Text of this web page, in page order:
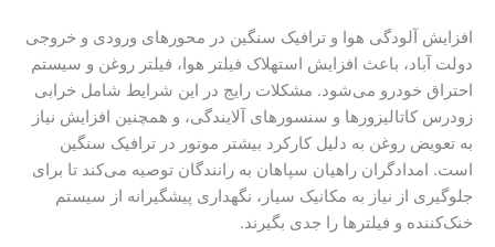
افزایش آلودگی هوا و ترافیک سنگین در محورهای ورودی و خروجی
دولت آباد، باعث افزایش استهلاک فیلتر هوا، فیلتر روغن و سیستم
احتراق خودرو می‌شود. مشکلات رایج در این شرایط شامل خرابی
زودرس کاتالیزورها و سنسورهای آلایندگی، و همچنین افزایش نیاز
به تعویض روغن به دلیل کارکرد بیشتر موتور در ترافیک سنگین
است. امدادگران راهیان سپاهان به رانندگان توصیه می‌کند تا برای
جلوگیری از نیاز به مکانیک سیار، نگهداری پیشگیرانه از سیستم
خنک‌کننده و فیلترها را جدی بگیرند.